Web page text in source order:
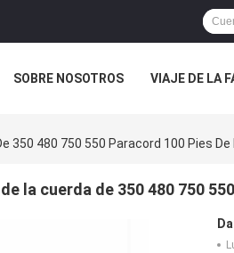
SOBRE NOSOTROS VIAJE DE LA
350 480 750 550 Paracord 100 Pies
la cuerda de 350 480 750